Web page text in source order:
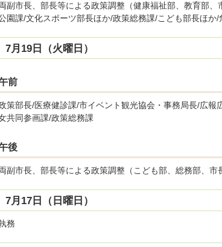
副市長、部長等による政策調整（健康福祉部、教育部
園課/文化スポーツ部長ほか/政策総務課/こども部長ほか/
7月19日（火曜日）
前
策部長/医療健診課/市イベント観光協会・事務局長/広報
共同参画課/政策総務課
後
副市長、部長等による政策調整（こども部、総務部、
7月17日（日曜日）
務